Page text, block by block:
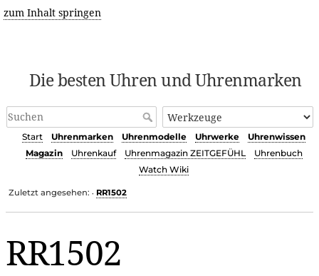
zum Inhalt springen
Die besten Uhren und Uhrenmarken
Start Uhrenmarken Uhrenmodelle Uhrwerke
Uhrenwissen
Magazin
Uhrenkauf Uhrenmagazin ZEITGEFÜHL
Uhrenbuch
Watch Wiki
Zuletzt angesehen: • RR1502
RR1502